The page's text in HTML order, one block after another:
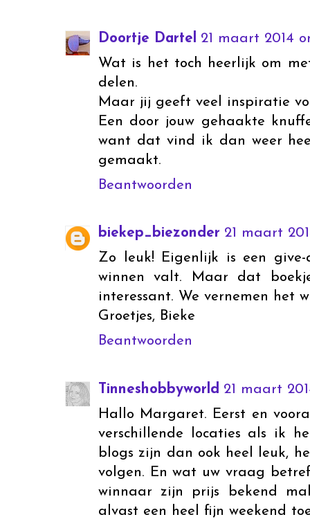
Doortje Dartel
21 maart 2014
Wat is het toch heerlijk om
delen.
Maar jij geeft veel inspiratie
Een door jouw gehaakte
want dat vind ik dan weer
gemaakt.
Beantwoorden
biekep_biezonder 21 maart
Zo leuk! Eigenlijk is een
winnen valt. Maar dat
interessant. We vernemen het
Groetjes, Bieke
Beantwoorden
Tinneshobbyworld 21 maart
Hallo Margaret. Eerst en
verschillende locaties als ik
blogs zijn dan ook heel leuk,
volgen. En wat uw vraag
winnaar zijn prijs bekend
alvast een heel fijn weekend